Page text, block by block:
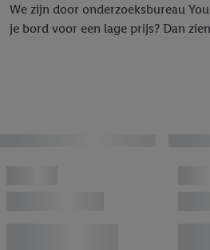
We zijn door onderzoeksbureau
je bord voor een lage prijs? Dan